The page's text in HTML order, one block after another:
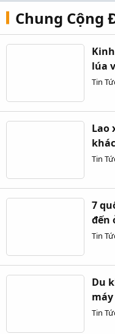
Chung Cộng
lúa
Tin
Lao
Tin
7
đến
Tin
Du
Tin